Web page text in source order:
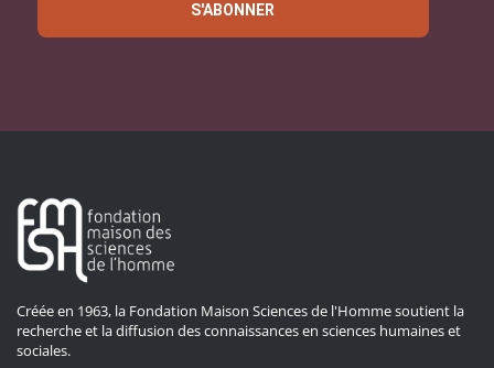
S'ABONNER
Créée en 1963, la Fondation Maison Sciences de l'Homme soutient la
recherche et la diffusion des connaissances en sciences humaines et
sociales.